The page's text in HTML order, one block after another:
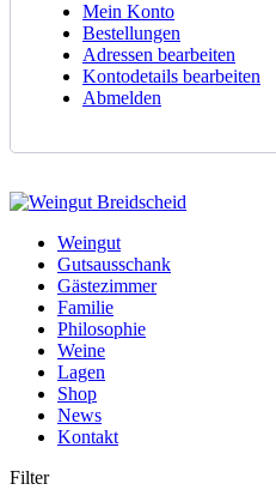
Mein Konto
Bestellungen
Adressen bearbeiten
Kontodetails bearbeiten
Abmelden
Weingut
Gutsausschank
Gästezimmer
Familie
Philosophie
Weine
Lagen
Shop
News
Kontakt
Filter